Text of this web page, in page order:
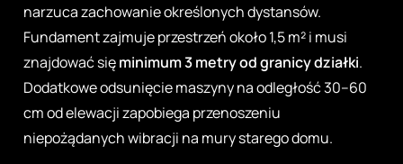
narzuca zachowanie określonych dystansów.
Fundament zajmuje przestrzeń około 1,5 m² i musi
znajdować sięminimum 3 metry od granicy działki.
Dodatkowe odsunięcie maszyny na odległość 30–60
cm od elewacji zapobiega przenoszeniu
niepożądanych wibracji na mury starego domu.